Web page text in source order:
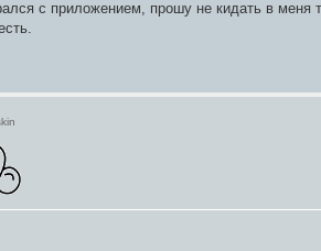
с приложением, прошу не кидать в меня